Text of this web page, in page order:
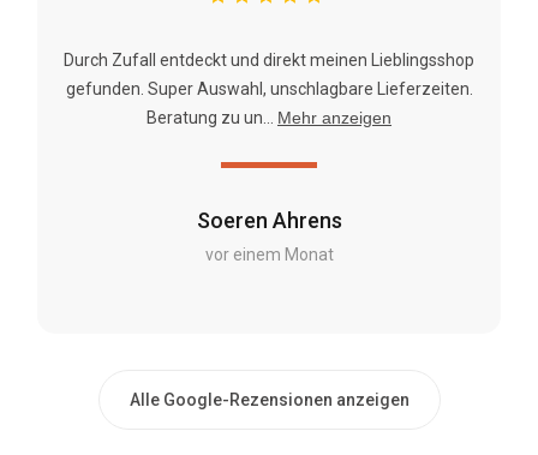
Soeren Ahrens
vor einem Monat
Durch Zufall entdeckt und direkt meinen Lieblingsshop
gefunden. Super Auswahl, unschlagbare Lieferzeiten.
Beratung zu un...
Mehr anzeigen
Alle Google-Rezensionen anzeigen